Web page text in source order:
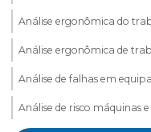
Análise ergonômica do
Análise ergonômica de
Análise de falhas em
Análise de risco máquinas